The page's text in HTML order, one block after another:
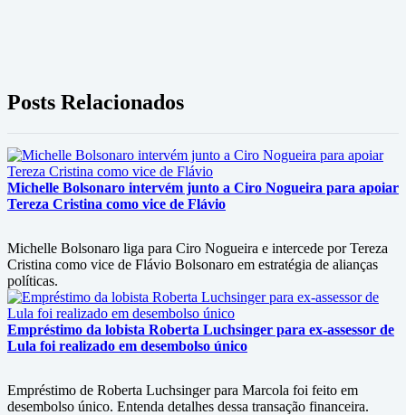
Posts Relacionados
Michelle Bolsonaro intervém junto a Ciro Nogueira para apoiar
Tereza Cristina como vice de Flávio
Michelle Bolsonaro liga para Ciro Nogueira e intercede por Tereza
Cristina como vice de Flávio Bolsonaro em estratégia de alianças
políticas.
Empréstimo da lobista Roberta Luchsinger para ex-assessor de
Lula foi realizado em desembolso único
Empréstimo de Roberta Luchsinger para Marcola foi feito em
desembolso único. Entenda detalhes dessa transação financeira.